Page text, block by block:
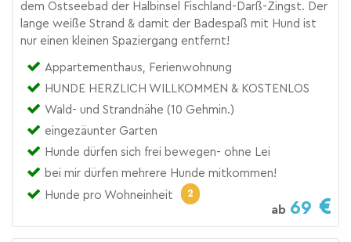
dem Ostseebad der Halbinsel Fischland-Darß-Zingst. Der
lange weiße Strand & damit der Badespaß mit Hund ist
nur einen kleinen Spaziergang entfernt!
Appartementhaus, Ferienwohnung
HUNDE HERZLICH WILLKOMMEN & KOSTENLOS
Wald- und Strandnähe (10 Gehmin.)
eingezäunter Garten
Hunde dürfen sich frei bewegen- ohne Lei
bei mir dürfen mehrere Hunde mitkommen!
Hunde pro Wohneinheit
2
ab 69